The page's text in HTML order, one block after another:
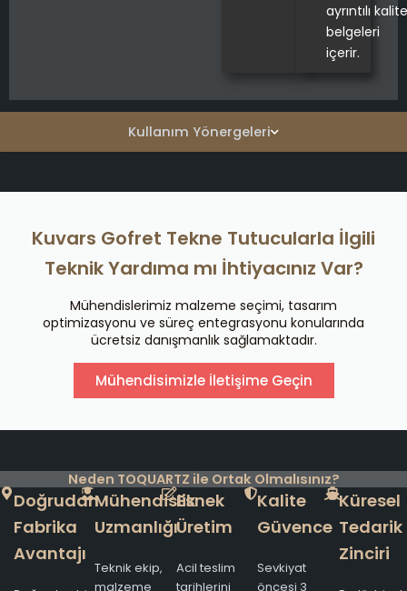
Kullanım Yönergeleri
ayrıntılı kalite
belgeleri
içerir.
Kuvars Gofret Tekne Tutucularla İlgili
Teknik Yardıma mı İhtiyacınız Var?
Mühendislerimiz malzeme seçimi, tasarım
optimizasyonu ve süreç entegrasyonu konularında
ücretsiz danışmanlık sağlamaktadır.
Mühendisimizle İletişime Geçin
Neden TOQUARTZ ile Ortak Olmalısınız?
Doğrudan
Fabrika
Avantajı
Mühendislik
Uzmanlığı
Teknik ekip,
malzeme
Esnek
Üretim
Acil teslim
tarihlerini
Kalite
Güvence
Sevkiyat
öncesi 3
Küresel
Tedarik
Zinciri